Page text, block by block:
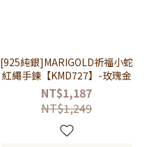
[925純銀]MARIGOLD祈福小蛇
紅繩手鍊【KMD727】-玫瑰金
NT$1,187
NT$1,249